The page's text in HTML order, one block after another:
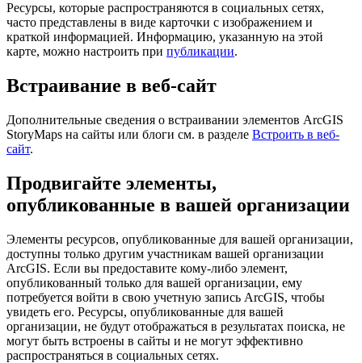
Ресурсы, которые распространяются в социальных сетях,
часто представлены в виде карточки с изображением и
краткой информацией. Информацию, указанную на этой
карте, можно настроить при публикации.
Встраивание в веб-сайт
Дополнительные сведения о встраивании элементов ArcGIS
StoryMaps на сайты или блоги см. в разделе Встроить в веб-
сайт.
Продвигайте элементы,
опубликованные в вашей организации
Элементы ресурсов, опубликованные для вашей организации,
доступны только другим участникам вашей организации
ArcGIS. Если вы предоставите кому-либо элемент,
опубликованный только для вашей организации, ему
потребуется войти в свою учетную запись ArcGIS, чтобы
увидеть его. Ресурсы, опубликованные для вашей
организации, не будут отображаться в результатах поиска, не
могут быть встроены в сайты и не могут эффективно
распространяться в социальных сетях.